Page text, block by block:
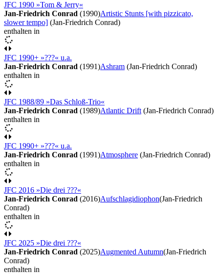
JFC 1990 »Tom & Jerry«
Jan-Friedrich Conrad (1990)Artistic Stunts [with pizzicato,
slower tempo] (Jan-Friedrich Conrad)
enthalten in
JFC 1990+ »???« u.a.
Jan-Friedrich Conrad (1991)Ashram (Jan-Friedrich Conrad)
enthalten in
JFC 1988/89 »Das Schloß-Trio«
Jan-Friedrich Conrad (1989)Atlantic Drift (Jan-Friedrich Conrad)
enthalten in
JFC 1990+ »???« u.a.
Jan-Friedrich Conrad (1991)Atmosphere (Jan-Friedrich Conrad)
enthalten in
JFC 2016 »Die drei ???«
Jan-Friedrich Conrad (2016)Aufschlagidiophon(Jan-Friedrich
Conrad)
enthalten in
JFC 2025 »Die drei ???«
Jan-Friedrich Conrad (2025)Augmented Autumn(Jan-Friedrich
Conrad)
enthalten in